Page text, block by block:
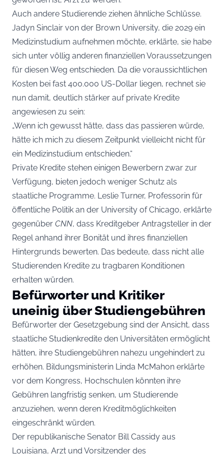
Auch andere Studierende ziehen ähnliche Schlüsse.
Jadyn Sinclair von der Brown University, die 2029 ein
Medizinstudium aufnehmen möchte, erklärte, sie habe
sich unter völlig anderen finanziellen Voraussetzungen
für diesen Weg entschieden. Da die voraussichtlichen
Kosten bei fast 400.000 US-Dollar liegen, rechnet sie
nun damit, deutlich stärker auf private Kredite
angewiesen zu sein:
„Wenn ich gewusst hätte, dass das passieren würde,
hätte ich mich zu diesem Zeitpunkt vielleicht nicht für
ein Medizinstudium entschieden.“
Private Kredite stehen einigen Bewerbern zwar zur
Verfügung, bieten jedoch weniger Schutz als
staatliche Programme. Leslie Turner, Professorin für
öffentliche Politik an der University of Chicago, erklärte
gegenüber CNN, dass Kreditgeber Antragsteller in der
Regel anhand ihrer Bonität und ihres finanziellen
Hintergrunds bewerten. Das bedeute, dass nicht alle
Studierenden Kredite zu tragbaren Konditionen
erhalten würden.
Befürworter und Kritiker
uneinig über Studiengebühren
Befürworter der Gesetzgebung sind der Ansicht, dass
staatliche Studienkredite den Universitäten ermöglicht
hätten, ihre Studiengebühren nahezu ungehindert zu
erhöhen. Bildungsministerin Linda McMahon erklärte
vor dem Kongress, Hochschulen könnten ihre
Gebühren langfristig senken, um Studierende
anzuziehen, wenn deren Kreditmöglichkeiten
eingeschränkt würden.
Der republikanische Senator Bill Cassidy aus
Louisiana, Arzt und Vorsitzender des